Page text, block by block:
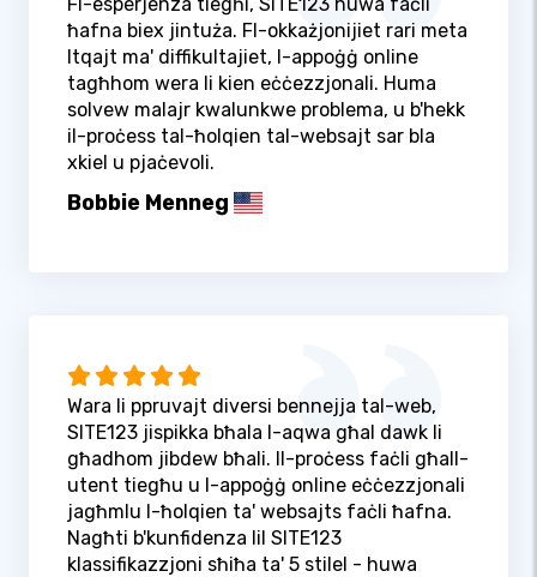
ħafna biex jintuża. Fl-okkażjonijiet rari meta
ltqajt ma' diffikultajiet, l-appoġġ online
tagħhom wera li kien eċċezzjonali. Huma
solvew malajr kwalunkwe problema, u b'hekk
il-proċess tal-ħolqien tal-websajt sar bla
xkiel u pjaċevoli.
Bobbie Menneg
Wara li ppruvajt diversi bennejja tal-web,
SITE123 jispikka bħala l-aqwa għal dawk li
għadhom jibdew bħali. Il-proċess faċli għall-
utent tiegħu u l-appoġġ online eċċezzjonali
jagħmlu l-ħolqien ta' websajts faċli ħafna.
Nagħti b'kunfidenza lil SITE123
klassifikazzjoni sħiħa ta' 5 stilel - huwa